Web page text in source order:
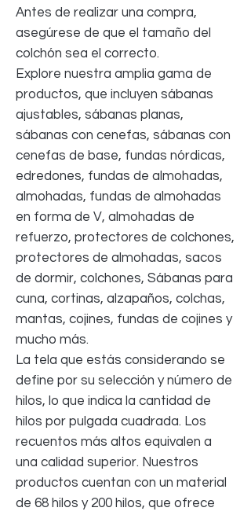
Antes de realizar una compra,
asegúrese de que el tamaño del
colchón sea el correcto.
Explore nuestra amplia gama de
productos, que incluyen sábanas
ajustables, sábanas planas,
sábanas con cenefas, sábanas con
cenefas de base, fundas nórdicas,
edredones, fundas de almohadas,
almohadas, fundas de almohadas
en forma de V, almohadas de
refuerzo, protectores de colchones,
protectores de almohadas, sacos
de dormir, colchones, Sábanas para
cuna, cortinas, alzapaños, colchas,
mantas, cojines, fundas de cojines y
mucho más.
La tela que estás considerando se
define por su selección y número de
hilos, lo que indica la cantidad de
hilos por pulgada cuadrada. Los
recuentos más altos equivalen a
una calidad superior. Nuestros
productos cuentan con un material
de 68 hilos y 200 hilos, que ofrece